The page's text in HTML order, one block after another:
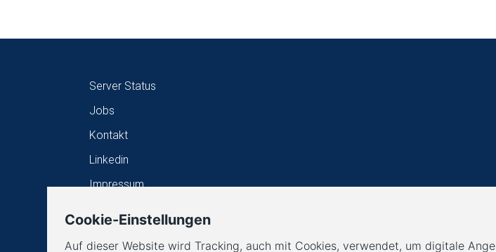
Server Status
Jobs
Kontakt
Linkedin
Impressum